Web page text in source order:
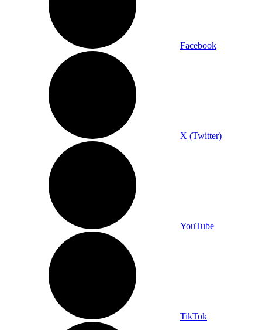
Facebook
X (Twitter)
YouTube
TikTok